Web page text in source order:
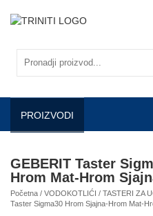
PROIZVODI
GEBERIT Taster
Hrom Mat-Hrom
Početna / VODOKOTLIĆI / TASTERI ZA
Taster Sigma30 Hrom Sjajna-Hrom Mat-